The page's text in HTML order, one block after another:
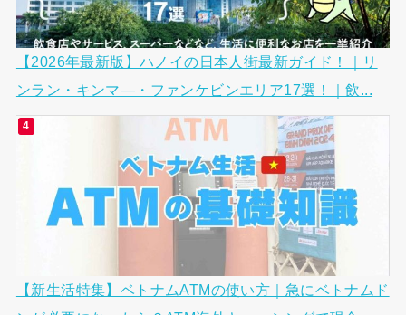
【2026年最新版】ハノイの日本人街最新ガイド！｜リ
ンラン・キンマ―・ファンケビンエリア17選！｜飲...
【新生活特集】ベトナムATMの使い方｜急にベトナムド